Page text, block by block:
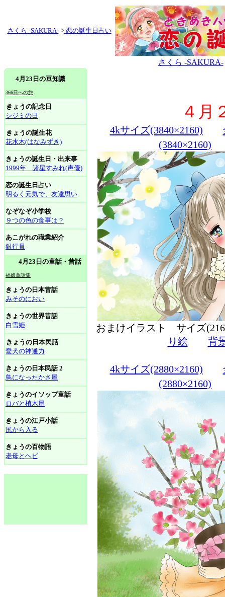
さくら -SAKURA- >恋の誕生日占い
さくら -SAKURA-
4月23日の豆知識
366日への旅
きょうの記念日
シジミの日
きょうの誕生花
花水木(はなみずき)
きょうの誕生日・出来事
1999年 諸星すみれ(声優)
恋の誕生日占い
明るく元気で、友達思い
なぞなぞ小学校
９つの色の食事は？
あこがれの職業紹介
銀行員
4月23日の童話・昔話
福娘童話集
きょうの日本昔話
みそのにおい
きょうの世界昔話
白雪姫
きょうの日本民話
愛犬の神通力
きょうの日本民話 2
鳥になったかさ屋
きょうのイソップ童話
ロバと植木屋
きょうの江戸小話
尻から入る
きょうの百物語
老母とヘビ
４月
4kサイズ(3840×2160)
(3840×2160)
おまけイラスト サイズ
り絵
背
4kサイズ(2880×2160)
(2880×2160)